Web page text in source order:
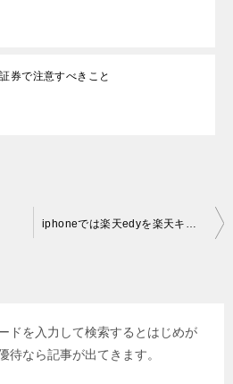
券で注意すべきこと
iphoneでは楽天edyを楽天キャッシュに交換できない
ドを入力して検索するとはじめが
待なら記事が出てきます。